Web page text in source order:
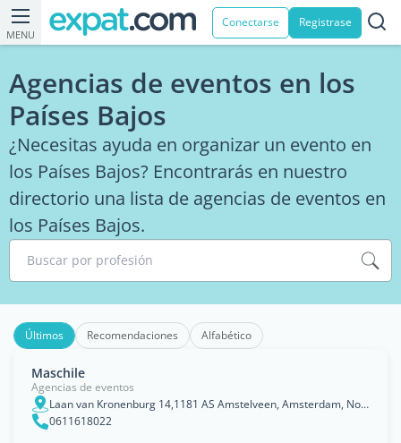
MENU
Conectarse Registrase
Agencias de eventos en los
Países Bajos
¿Necesitas ayuda en organizar un evento en
los Países Bajos? Encontrarás en nuestro
directorio una lista de agencias de eventos en
los Países Bajos.
Buscar por profesión
Últimos Recomendaciones Alfabético
Maschile
Agencias de eventos
Laan van Kronenburg 14,1181 AS Amstelveen, Amsterdam, North Holland
0611618022